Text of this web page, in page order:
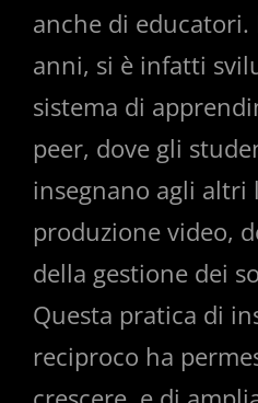
anche di educatori.
anni, si è infatti
sistema di
peer, dove gli
insegnano agli altri
produzione video,
della gestione dei
Questa pratica di
reciproco ha